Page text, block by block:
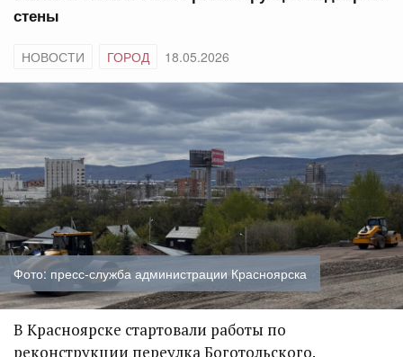
стены
НОВОСТИ ГОРОД 18.05.2026
Фото: пресс-служба администрации Красноярска
В Красноярске стартовали работы по
реконструкции переулка Боготольского.